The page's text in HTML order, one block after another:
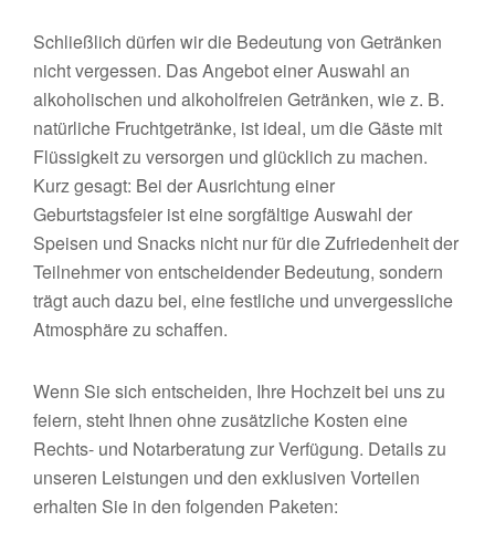
Schließlich dürfen wir die Bedeutung von Getränken
nicht vergessen. Das Angebot einer Auswahl an
alkoholischen und alkoholfreien Getränken, wie z. B.
natürliche Fruchtgetränke, ist ideal, um die Gäste mit
Flüssigkeit zu versorgen und glücklich zu machen.
Kurz gesagt: Bei der Ausrichtung einer
Geburtstagsfeier ist eine sorgfältige Auswahl der
Speisen und Snacks nicht nur für die Zufriedenheit der
Teilnehmer von entscheidender Bedeutung, sondern
trägt auch dazu bei, eine festliche und unvergessliche
Atmosphäre zu schaffen.
Wenn Sie sich entscheiden, Ihre Hochzeit bei uns zu
feiern, steht Ihnen ohne zusätzliche Kosten eine
Rechts- und Notarberatung zur Verfügung. Details zu
unseren Leistungen und den exklusiven Vorteilen
erhalten Sie in den folgenden Paketen: